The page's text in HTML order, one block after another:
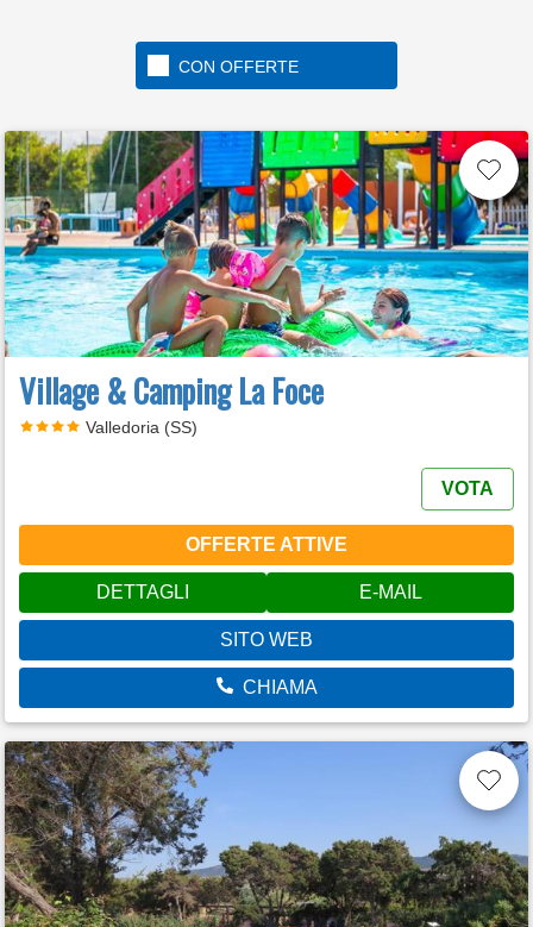
CON OFFERTE
Village & Camping La Foce
Valledoria (SS)
VOTA
OFFERTE ATTIVE
DETTAGLI E-MAIL
SITO WEB
CHIAMA